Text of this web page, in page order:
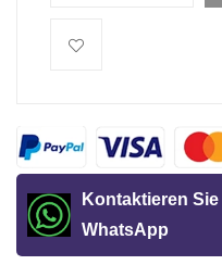
Kontaktieren
WhatsApp